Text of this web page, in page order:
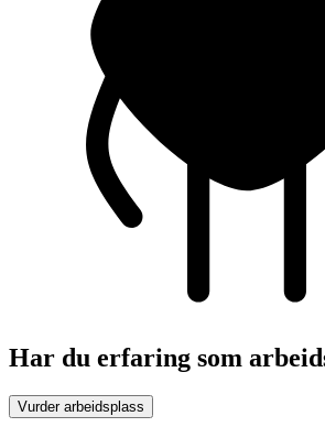
Har du erfaring som
Vurder arbeidsplass